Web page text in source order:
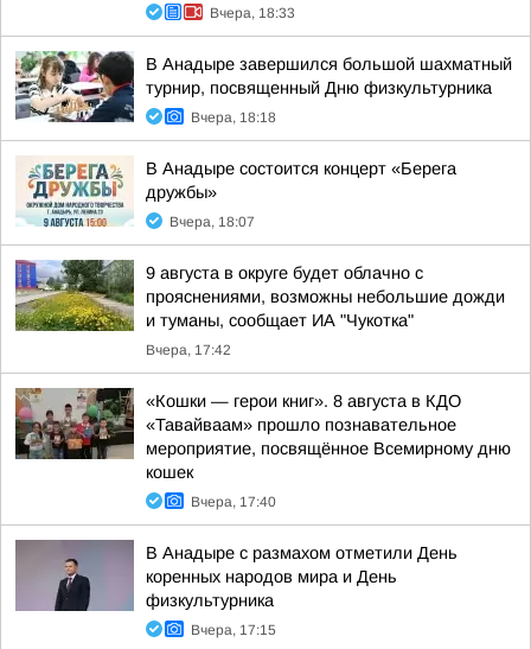
Вчера, 18:33
В Анадыре завершился большой шахматный
турнир, посвященный Дню физкультурника
Вчера, 18:18
В Анадыре состоится концерт «Берега
дружбы»
Вчера, 18:07
9 августа в округе будет облачно с
прояснениями, возможны небольшие дожди
и туманы, сообщает ИА "Чукотка"
Вчера, 17:42
«Кошки — герои книг». 8 августа в КДО
«Тавайваам» прошло познавательное
мероприятие, посвящённое Всемирному дню
кошек
Вчера, 17:40
В Анадыре с размахом отметили День
коренных народов мира и День
физкультурника
Вчера, 17:15